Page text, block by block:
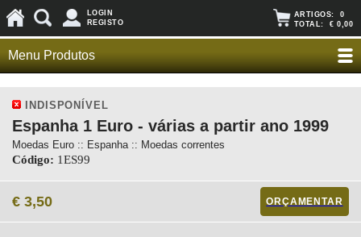
LOGIN
REGISTO
ARTIGOS: 0
TOTAL: € 0,00
Menu Produtos
INDISPONÍVEL
Espanha 1 Euro - várias a partir ano 1999
Moedas Euro :: Espanha :: Moedas correntes
Código: 1ES99
€ 3,50 ORÇAMENTAR